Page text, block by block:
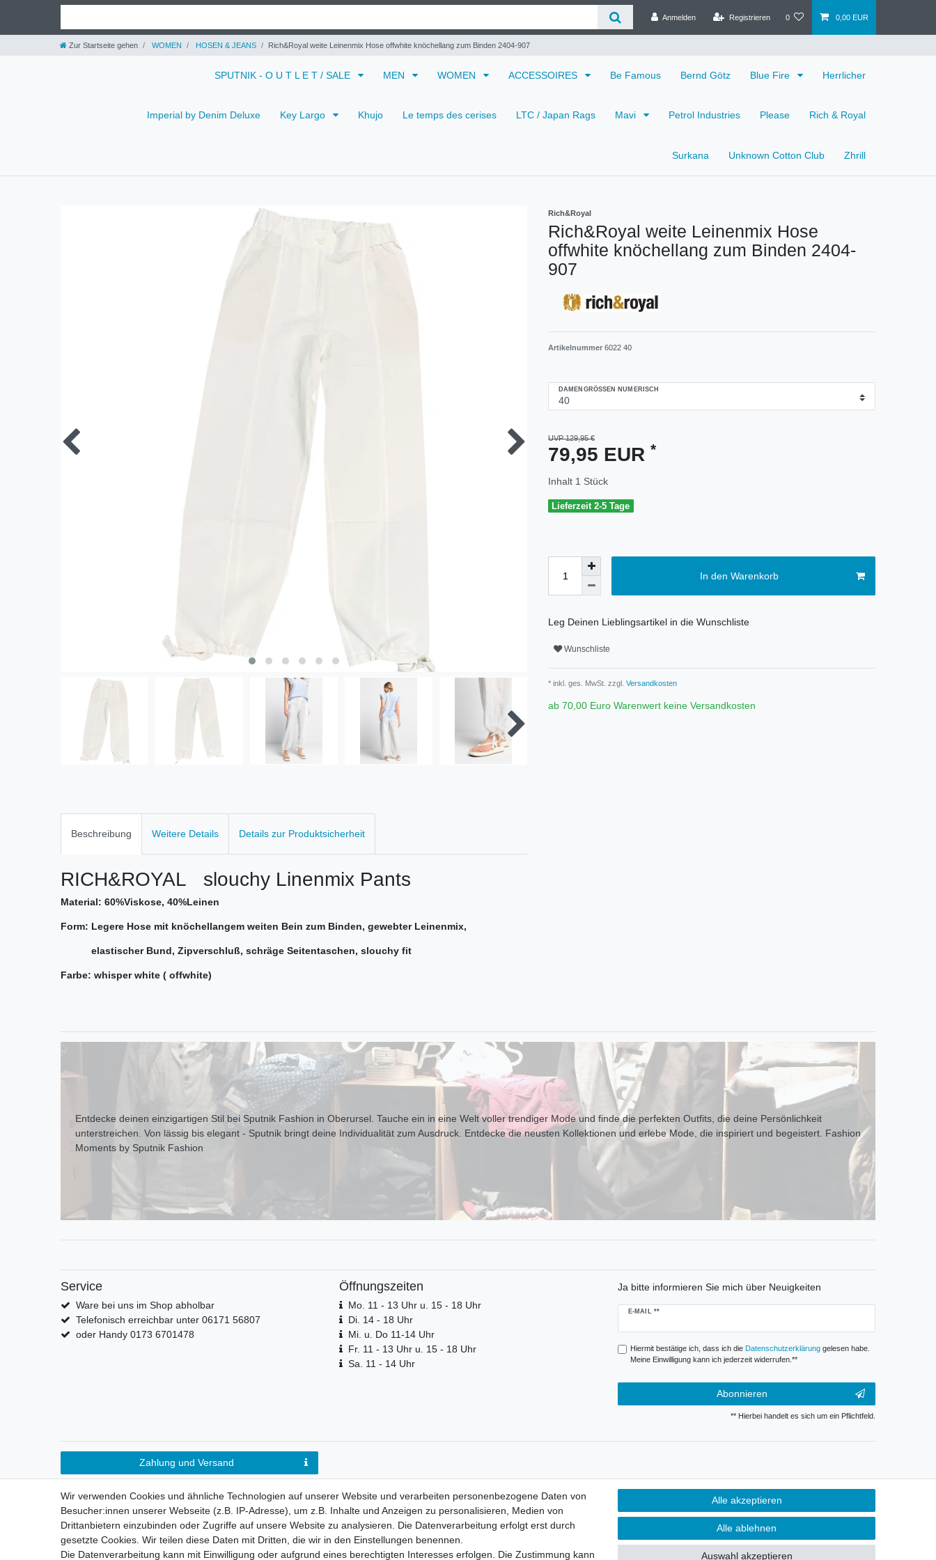
Anmelden Registrieren 0 0,00 EUR
Zur Startseite gehen WOMEN HOSEN & JEANS Rich&Royal weite Leinenmix Hose offwhite knöchellang zum Binden 2404-907
SPUTNIK - O U T L E T / SALE MEN WOMEN ACCESSOIRES Be Famous Bernd Götz Blue Fire Herrlicher
Imperial by Denim Deluxe Key Largo Khujo Le temps des cerises LTC / Japan Rags Mavi Petrol Industries Please Rich & Royal
Surkana Unknown Cotton Club Zhrill
Rich&Royal
Rich&Royal weite Leinenmix Hose
offwhite knöchellang zum Binden 2404-
907
Artikelnummer 6022 40
DAMENGRÖSSEN NUMERISCH
UVP 129,95 €
79,95 EUR *
Inhalt 1 Stück
Lieferzeit 2-5 Tage
In den Warenkorb
Leg Deinen Lieblingsartikel in die Wunschliste
Wunschliste
* inkl. ges. MwSt. zzgl. Versandkosten
ab 70,00 Euro Warenwert keine Versandkosten
Beschreibung Weitere Details Details zur Produktsicherheit
RICH&ROYAL slouchy Linenmix Pants
Material: 60%Viskose, 40%Leinen
Form: Legere Hose mit knöchellangem weiten Bein zum Binden, gewebter Leinenmix,
elastischer Bund, Zipverschluß, schräge Seitentaschen, slouchy fit
Farbe: whisper white ( offwhite)
Entdecke deinen einzigartigen Stil bei Sputnik Fashion in Oberursel. Tauche ein in eine Welt voller trendiger Mode und finde die perfekten Outfits, die deine Persönlichkeit
unterstreichen. Von lässig bis elegant - Sputnik bringt deine Individualität zum Ausdr uck. Entdecke die neusten Kollektionen und erlebe Mode, die inspiriert und begeistert. Fashion
Moments by Sputnik Fashion
Service
Ware bei uns im Shop abholbar
Telefonisch erreichbar unter 06171 56807
oder Handy 0173 6701478
Öffnungszeiten
Mo. 11 - 13 Uhr u. 15 - 18 Uhr
Di. 14 - 18 Uhr
Mi. u. Do 11-14 Uhr
Fr. 11 - 13 Uhr u. 15 - 18 Uhr
Sa. 11 - 14 Uhr
Ja bitte informieren Sie mich über Neuigkeiten
E-MAIL **
Newsletter
Hiermit bestätige ich, dass ich die Daten­schutz­erklärunggelesen habe.
Meine Einwilligung kann ich jederzeit widerrufen.**
Abonnieren
** Hierbei handelt es sich um ein Pflichtfeld.
Zahlung und Versand
Wir verwenden Cookies und ähnliche Technologien auf unserer Website und verarbeiten personenbezogene Daten von
Besucher:innen unserer Webseite (z.B. IP-Adresse), um z.B. Inhalte und Anzeigen zu personalisieren, Medien von
Drittanbietern einzubinden oder Zugriffe auf unsere Website zu analysieren. Die Datenverarbeitung erfolgt erst durch
gesetzte Cookies. Wir teilen diese Daten mit Dritten, die wir in den Einstellungen benennen.
Die Datenverarbeitung kann mit Einwilligung oder aufgrund eines berechtigten Interesses erfolgen. Die Zustimmung kann
Alle akzeptieren
Alle ablehnen
Auswahl akzeptieren